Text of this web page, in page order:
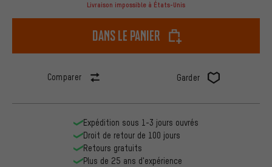
Livraison impossible à États-Unis
dans le panier
Comparer Garder
Expédition sous 1-3 jours ouvrés
Droit de retour de 100 jours
Retours gratuits
Plus de 25 ans d'expérience